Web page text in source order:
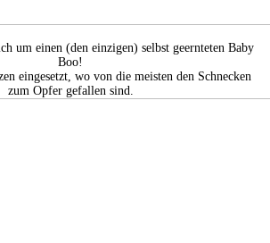
um einen (den einzigen) selbst geernteten Baby
Boo!
eingesetzt, wo von die meisten den Schnecken
zum Opfer gefallen sind.